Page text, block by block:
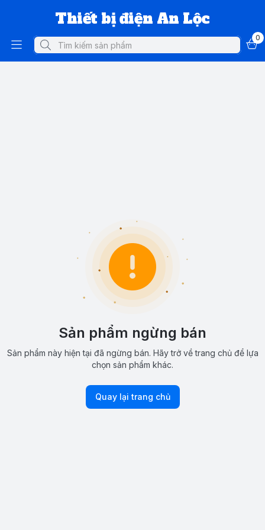
Thiết bị điện An Lộc
0
Sản phẩm ngừng bán
Sản phẩm này hiện tại đã ngừng bán. Hãy trở về trang chủ để lựa
chọn sản phẩm khác.
Quay lại trang chủ